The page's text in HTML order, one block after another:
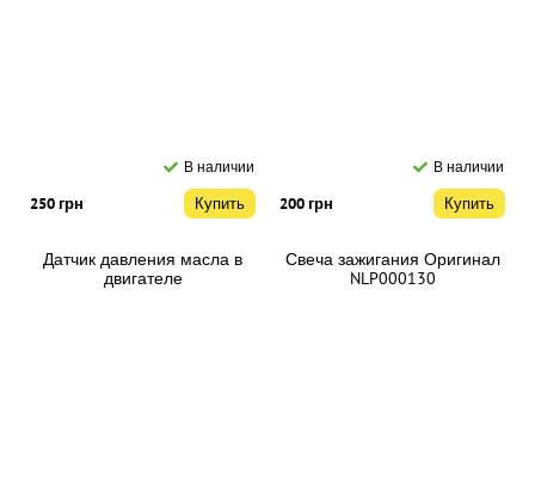
В наличии
250 грн Купить
Датчик давления масла в
двигателе
В наличии
200 грн Купить
Свеча зажигания Оригинал
NLP000130